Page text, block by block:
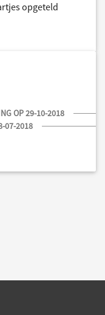
opgeteld
OP 29-10-2018
07-2018